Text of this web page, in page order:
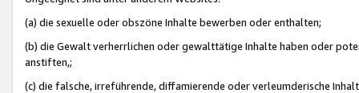
(a) die sexuelle oder obszöne Inhalte bewerben oder enthalten;
(b) die Gewalt verherrlichen oder gewalttätige Inhalte haben oder
anstiften,;
(c) die falsche, irreführende, diffamierende oder verleumderische